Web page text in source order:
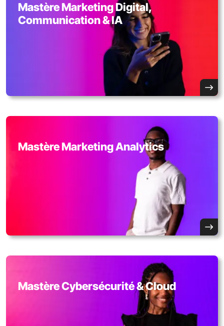
Mastère Marketing Digital,
Communication & IA
Mastère Marketing Analytics
Mastère Cybersécurité & Cloud